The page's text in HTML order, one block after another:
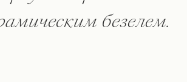
безелем.